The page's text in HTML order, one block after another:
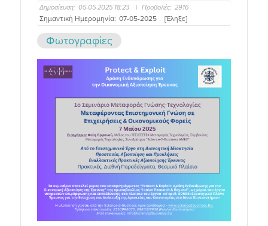
Δημοσίευση: 05-05-2025 18:23 | Προβολές: 2916
Σημαντική Ημερομηνία: 07-05-2025 [Έληξε]
Φωτογραφίες